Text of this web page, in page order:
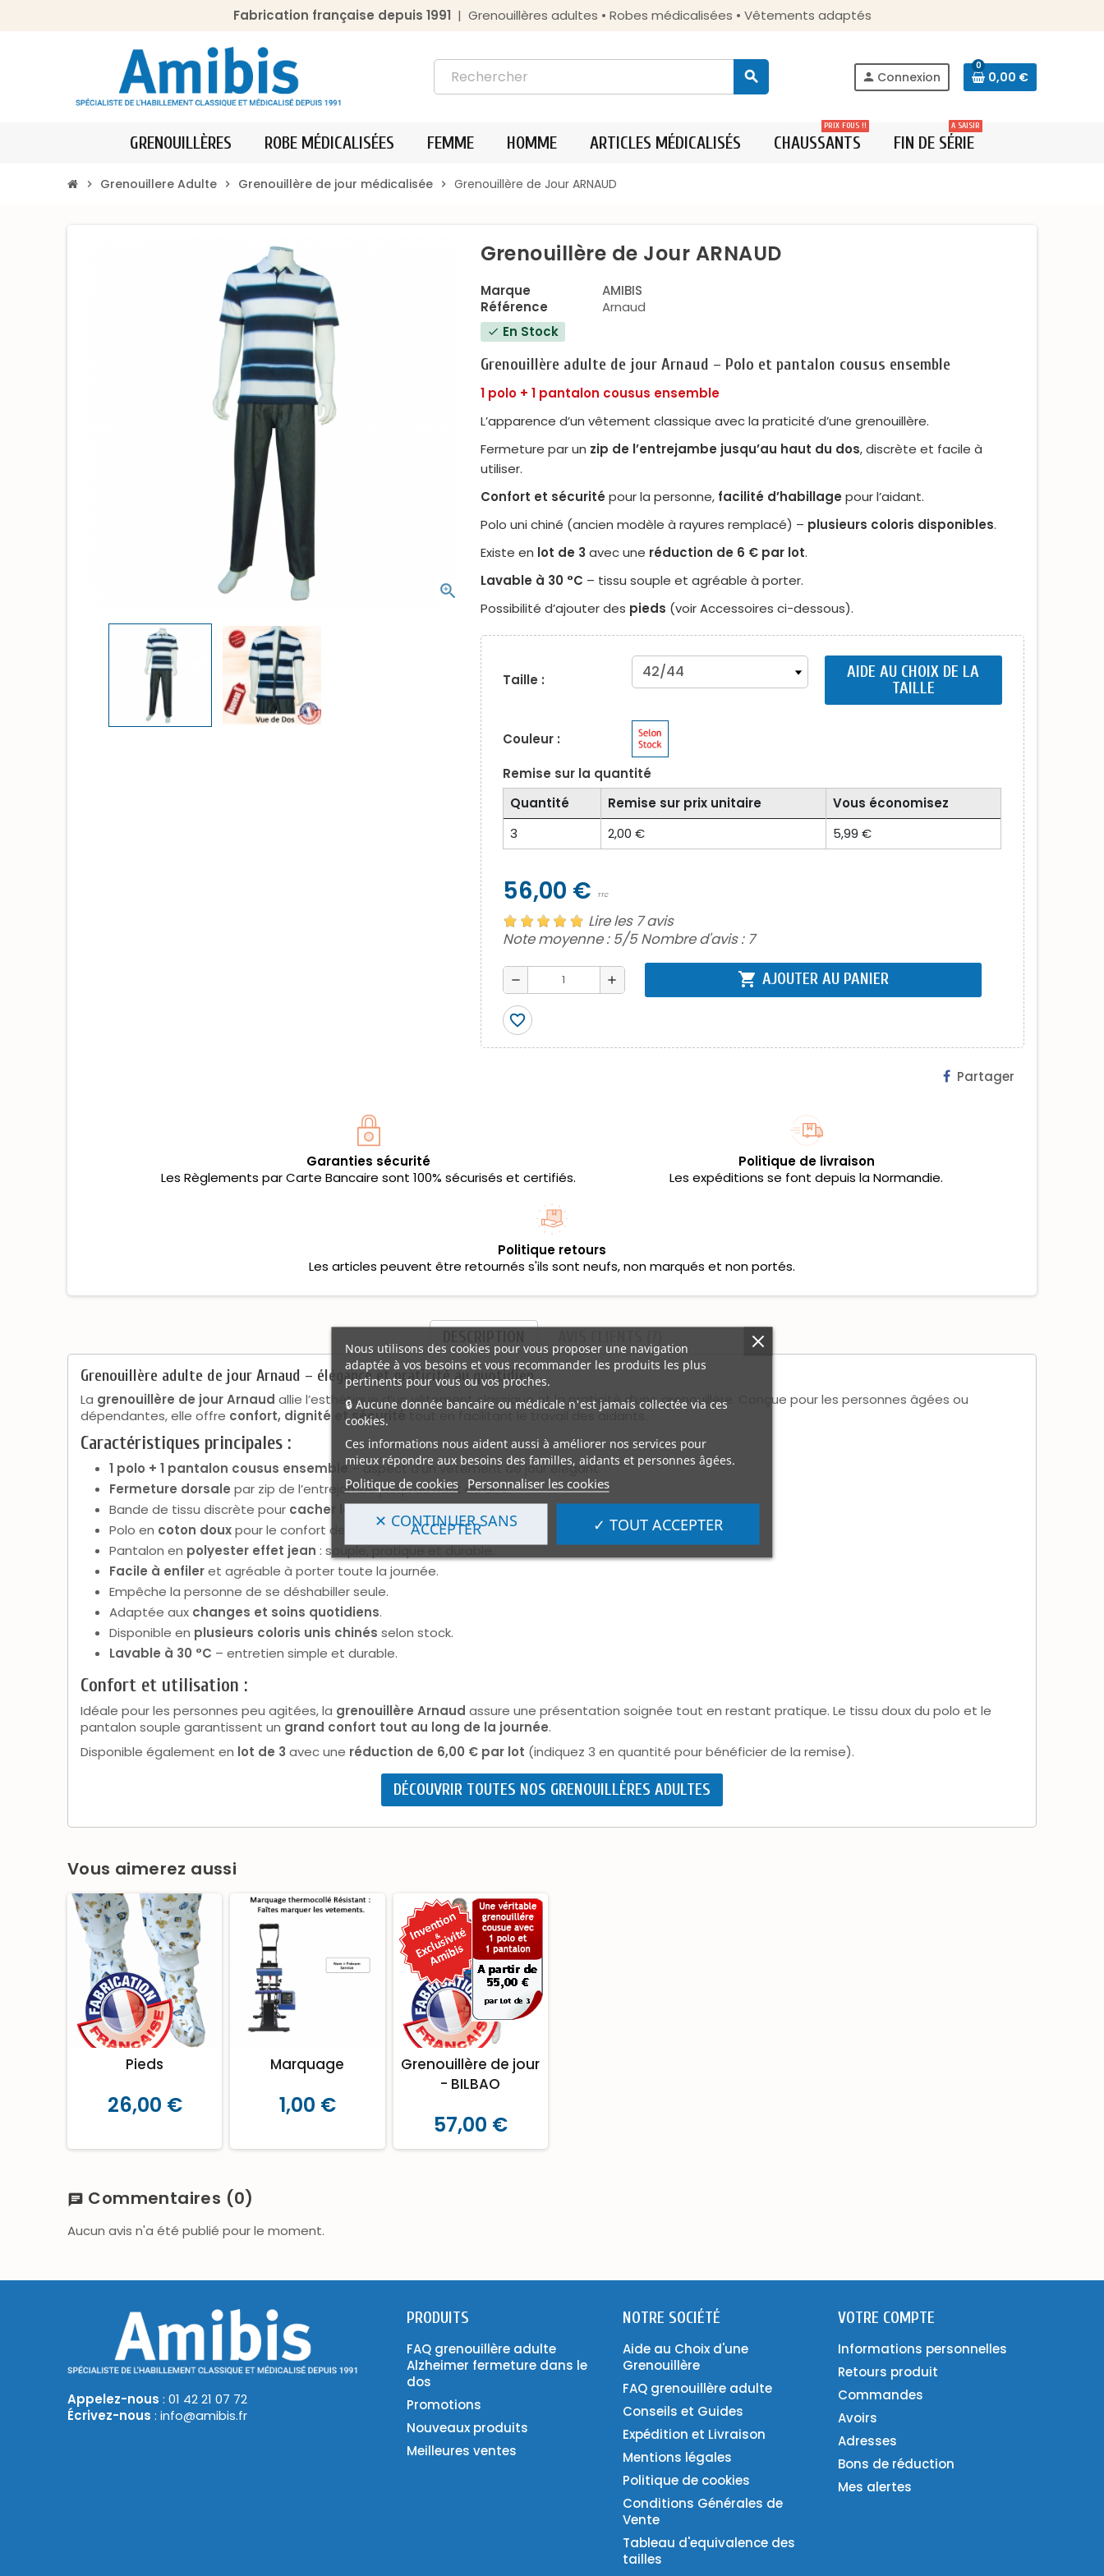
Fabrication française depuis 1991 | Grenouillères adultes • Robes médicalisées • Vêtements adaptés
search person Connexion
0
0,00 €
GRENOUILLÈRES ROBE MÉDICALISÉES FEMME HOMME ARTICLES MÉDICALISÉS CHAUSSANTS
PRIX FOUS !!
FIN DE SÉRIE
A SAISIR
chevron_right Grenouillere Adulte chevron_right Grenouillère de jour médicalisée chevron_right Grenouillère de Jour ARNAUD
zoom_in
Grenouillère de Jour ARNAUD
Marque
AMIBIS
Référence
Arnaud
check En Stock
Grenouillère adulte de jour Arnaud – Polo et pantalon cousus ensemble
1 polo + 1 pantalon cousus ensemble
L’apparence d’un vêtement classique avec la praticité d’une grenouillère.
Fermeture par un zip de l’entrejambe jusqu’au haut du dos, discrète et facile à
utiliser.
Confort et sécurité pour la personne, facilité d’habillage pour l’aidant.
Polo uni chiné (ancien modèle à rayures remplacé) – plusieurs coloris disponibles.
Existe en lot de 3 avec une réduction de 6 € par lot.
Lavable à 30 °C – tissu souple et agréable à porter.
Possibilité d’ajouter des pieds (voir Accessoires ci-dessous).
Taille :
AIDE AU CHOIX DE LA
TAILLE
Couleur :
Remise sur la quantité
Quantité
Remise sur prix unitaire
Vous économisez
3
2,00 € 5,99 €
56,00 € TTC
Lire les 7 avis
Note moyenne : 5/5 Nombre d'avis : 7
remove add shopping_cart AJOUTER AU PANIER
favorite_border
Partager
Garanties sécurité
Les Règlements par Carte Bancaire sont 100% sécurisés et certifiés.
Politique de livraison
Les expéditions se font depuis la Normandie.
Politique retours
Les articles peuvent être retournés s'ils sont neufs, non marqués et non portés.
Grenouillère adulte de jour Arnaud – élégance et praticité au quotidien
La grenouillère de jour Arnaud allie l’esthétique d’un vêtement classique et la praticité d’une grenouillère. Conçue pour les personnes âgées ou
dépendantes, elle offre confort, dignité et sécurité tout en facilitant le travail des aidants.
Caractéristiques principales :
1 polo + 1 pantalon cousus ensemble– aspect d’un vêtement de jour élégant.
Fermeture dorsale par zip de l’entrejambe jusqu’au haut du dos.
Bande de tissu discrète pour cacher la fermeture.
Polo en coton douxpour le confort de la peau.
Pantalon en polyester effet jean : souple, pratique et durable.
Facile à enfileret agréable à porter toute la journée.
Empêche la personne de se déshabiller seule.
Adaptée aux changes et soins quotidiens.
Disponible en plusieurs coloris unis chinés selon stock.
Lavable à 30 °C – entretien simple et durable.
Confort et utilisation :
Idéale pour les personnes peu agitées, la grenouillère Arnaud assure une présentation soignée tout en restant pratique. Le tissu doux du polo et le
pantalon souple garantissent un grand confort tout au long de la journée.
Disponible également en lot de 3 avec une réduction de 6,00 € par lot (indiquez 3 en quantité pour bénéficier de la remise).
DÉCOUVRIR TOUTES NOS GRENOUILLÈRES ADULTES
Vous aimerez aussi
Pieds
26,00 €
Marquage
1,00 €
Grenouillère de jour
- BILBAO
57,00 €
chat Commentaires (0)
Aucun avis n'a été publié pour le moment.
Appelez-nous : 01 42 21 07 72
Écrivez-nous : info@amibis.fr
PRODUITS
FAQ grenouillère adulte
Alzheimer fermeture dans le
dos
Promotions
Nouveaux produits
Meilleures ventes
NOTRE SOCIÉTÉ
Aide au Choix d'une
Grenouillère
FAQ grenouillère adulte
Conseils et Guides
Expédition et Livraison
Mentions légales
Politique de cookies
Conditions Générales de
Vente
Tableau d'equivalence des
tailles
VOTRE COMPTE
Informations personnelles
Retours produit
Commandes
Avoirs
Adresses
Bons de réduction
Mes alertes
Nous utilisons des cookies pour vous proposer une navigation
adaptée à vos besoins et vous recommander les produits les plus
pertinents pour vous ou vos proches.
🔒 Aucune donnée bancaire ou médicale n'est jamais collectée via ces
cookies.
Ces informations nous aident aussi à améliorer nos services pour
mieux répondre aux besoins des familles, aidants et personnes âgées.
Politique de cookies Personnaliser les cookies
✕ CONTINUER SANS
ACCEPTER ✓ TOUT ACCEPTER